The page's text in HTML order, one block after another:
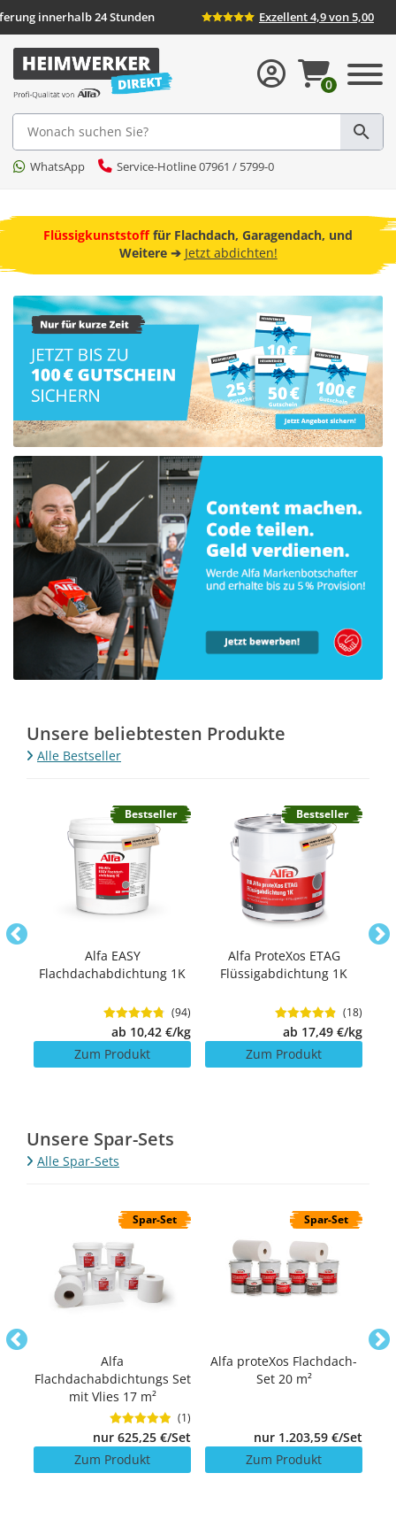
innerhalb 24 Stunden Exzellent 4,9 von 5,00
Suche
WhatsApp Service-Hotline 07961 / 5799-0
0
Flüssigkunststofffür Flachdach, Garagendach, und
Weitere ➔ Jetzt abdichten!
Unsere beliebtesten Produkte
Alle Bestseller
Bestseller
Alfa EASY
Flachdachabdichtung 1K
(94)
ab 10,42 €/kg
Zum Produkt
Bestseller
Alfa ProteXos ETAG
Flüssigabdichtung 1K
(18)
ab 17,49 €/kg
Zum Produkt
Unsere Spar-Sets
Alle Spar-Sets
Spar-Set
Alfa
Flachdachabdichtungs Set
mit Vlies 17 m²
(1)
nur 625,25 €/Set
Zum Produkt
Spar-Set
Alfa proteXos Flachdach-
Set 20 m²
nur 1.203,59 €/Set
Zum Produkt